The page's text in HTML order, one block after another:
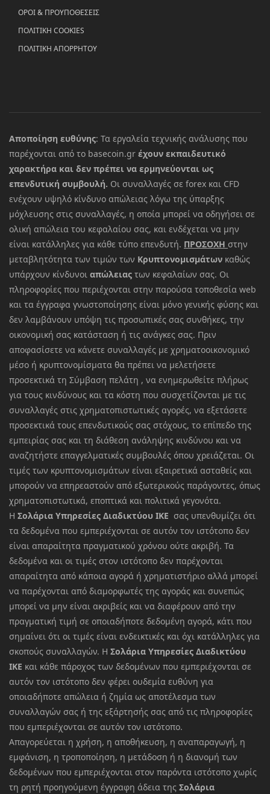
ΟΡΟΙ & ΠΡΟΥΠΟΘΕΣΕΙΣ
ΠΟΛΙΤΙΚΗ COOKIES
ΠΟΛΙΤΙΚΗ ΑΠΟΡΡΗΤΟΥ
Αποποίηση ευθύνης: Τα εργαλεία τεχνικής ανάλυσης που
παρέχονται από το basecoin.gr έχουν εκπαιδευτικό
χαρακτήρα και δεν πρέπει να ερμηνεύονται ως
επενδυτική συμβουλή. Οι συναλλαγές σε forex και CFD
ενέχουν υψηλό κίνδυνο απώλειας λόγω της ύπαρξης
μόχλευσης στις συναλλαγές, η οποία μπορεί να οδηγήσει σε
ολική απώλεια του κεφαλαίου σας, και ενδέχεται να μην
είναι κατάλληλες για κάθε τύπο επενδυτή. ΠΡΟΣΟΧΗ στην
μεταβλητότητα των τιμών των Κρυπτονομισμάτων καθώς
υπάρχουν κίνδυνοι απώλειας των κεφαλαίων σας. Οι
πληροφορίες που περιέχονται στην παρούσα τοποθεσία web
και τα έγγραφα γνωστοποίησης είναι μόνο γενικής φύσης και
δεν λαμβάνουν υπόψη τις προσωπικές σας συνθήκες, την
οικονομική σας κατάσταση ή τις ανάγκες σας. Πριν
αποφασίσετε να κάνετε συναλλαγές με χρηματοοικονομικό
μέσο ή κρυπτονομίσματα θα πρέπει να μελετήσετε
προσεκτικά τη Σύμβαση πελάτη , να ενημερωθείτε πλήρως
για τους κινδύνους και τα κόστη που συσχετίζονται με τις
συναλλαγές στις χρηματοπιστωτικές αγορές, να εξετάσετε
προσεκτικά τους επενδυτικούς σας στόχους, το επίπεδο της
εμπειρίας σας και τη διάθεση ανάληψης κινδύνου και να
αναζητήστε επαγγελματικές συμβουλές όπου χρειάζεται. Οι
τιμές των κρυπτονομισμάτων είναι εξαιρετικά ασταθείς και
μπορούν να επηρεαστούν από εξωτερικούς παράγοντες, όπως
χρηματοπιστωτικά, εποπτικά και πολιτικά γεγονότα.
Η Σολάρια Υπηρεσίες Διαδικτύου ΙΚΕ σας υπενθυμίζει ότι
τα δεδομένα που εμπεριέχονται σε αυτόν τον ιστότοπο δεν
είναι απαραίτητα πραγματικού χρόνου ούτε ακριβή. Τα
δεδομένα και οι τιμές στον ιστότοπο δεν παρέχονται
απαραίτητα από κάποια αγορά ή χρηματιστήριο αλλά μπορεί
να παρέχονται από διαμορφωτές της αγοράς και συνεπώς
μπορεί να μην είναι ακριβείς και να διαφέρουν από την
πραγματική τιμή σε οποιαδήποτε δεδομένη αγορά, κάτι που
σημαίνει ότι οι τιμές είναι ενδεικτικές και όχι κατάλληλες για
σκοπούς συναλλαγών. Η Σολάρια Υπηρεσίες Διαδικτύου
ΙΚΕ και κάθε πάροχος των δεδομένων που εμπεριέχονται σε
αυτόν τον ιστότοπο δεν φέρει ουδεμία ευθύνη για
οποιαδήποτε απώλεια ή ζημία ως αποτέλεσμα των
συναλλαγών σας ή της εξάρτησής σας από τις πληροφορίες
που εμπεριέχονται σε αυτόν τον ιστότοπο.
Απαγορεύεται η χρήση, η αποθήκευση, η αναπαραγωγή, η
εμφάνιση, η τροποποίηση, η μετάδοση ή η διανομή των
δεδομένων που εμπεριέχονται στον παρόντα ιστότοπο χωρίς
τη ρητή προηγούμενη έγγραφη άδεια της Σολάρια